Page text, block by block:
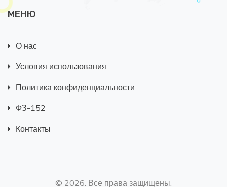
МЕНЮ
О нас
Условия использования
Политика конфиденциальности
ФЗ-152
Контакты
© 2026. Все права защищены.